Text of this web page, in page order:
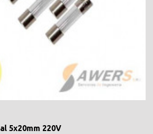
5x20mm 220V